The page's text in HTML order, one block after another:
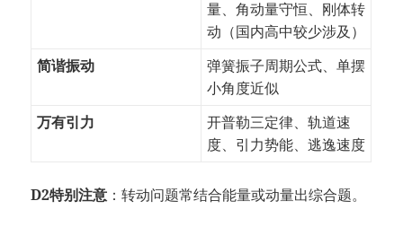
量、角动量守恒、刚体转
动（国内高中较少涉及）
简谐振动
弹簧振子周期公式、单摆
小角度近似
万有引力
开普勒三定律、轨道速
度、引力势能、逃逸速度
D2特别注意 ：转动问题常结合能量或动量出综合题。